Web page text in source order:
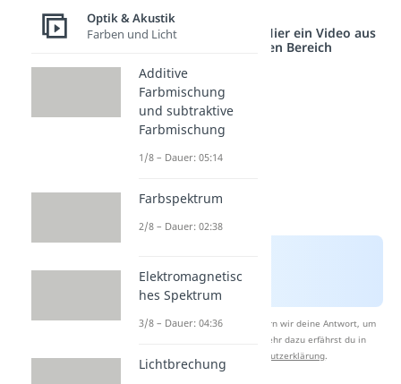
Studyflix vernetzt: Hier ein Video aus
einem anderen Bereich
Nach Beantwortung speichern wir deine Antwort, um
Studyflix zu verbessern. Mehr dazu erfährst du in
Datenschutzerklärung.
Optik & Akustik
Farben und Licht
Additive
Farbmischung
und subtraktive
Farbmischung
1/8 – Dauer: 05:14
Farbspektrum
2/8 – Dauer: 02:38
Elektromagnetisc
hes Spektrum
3/8 – Dauer: 04:36
Lichtbrechung